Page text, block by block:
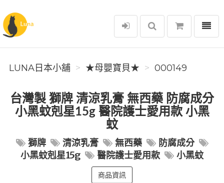
Luna日本小舖
選單
LUNA日本小舖 ★母嬰寶貝★ 000149
台灣製 獅牌 清涼乳膏 無西藥 防腐成分
小黑蚊剋星15g 醫院護士愛用款 小黑
蚊
獅牌 清涼乳膏 無西藥
防腐成分
小黑蚊剋星15g
醫院護士愛用款 小黑蚊
商品資訊